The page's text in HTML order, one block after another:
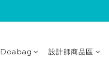
Doabag 設計師商品區